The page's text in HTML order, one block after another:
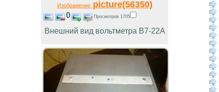
Изображениеpicture(56350)
0 Просмотров 1705
Внешний вид вольтметра В7-22А